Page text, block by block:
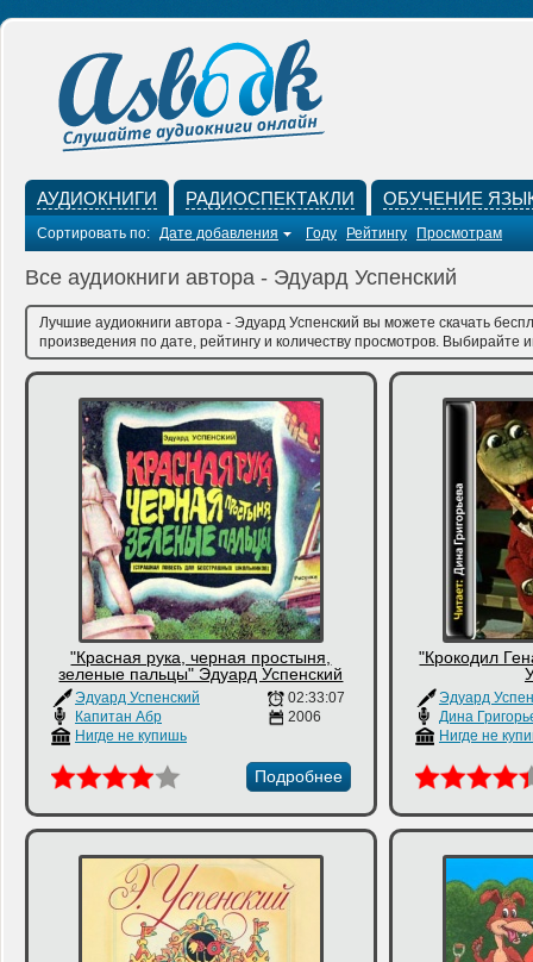
АУДИОКНИГИ РАДИОСПЕКТАКЛИ ОБУЧЕНИЕ
Сортировать по: Дате добавления Году Рейтингу Просмотрам
Все аудиокниги автора - Эдуард Успенский
Лучшие аудиокниги автора - Эдуард Успенский вы можете скачать
произведения по дате, рейтингу и количеству просмотров. Выбирайте
"Красная рука, черная простыня,
зеленые пальцы" Эдуард Успенский
Эдуард Успенский
Капитан Абр
Нигде не купишь
02:33:07
2006
Подробнее
"Крокодил
Эдуард
Дина
Нигде не